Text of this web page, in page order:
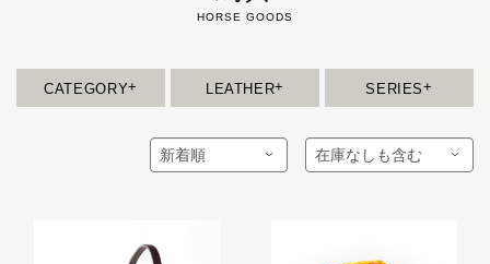
CATEGORY LEATHER SERIES
ベルト
インテリア
エリン
キャバレッティ